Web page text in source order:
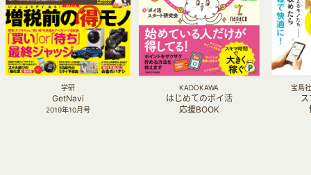
学研
GetNavi
2019年10月号
KADOKAWA
はじめてのポイ活
応援BOOK
宝島